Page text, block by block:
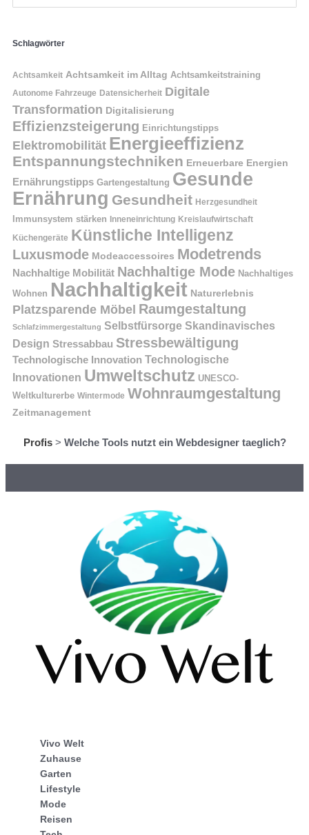
Schlagwörter
Achtsamkeit Achtsamkeit im Alltag Achtsamkeitstraining
Autonome Fahrzeuge Datensicherheit Digitale
Transformation Digitalisierung
Effizienzsteigerung Einrichtungstipps
Elektromobilität Energieeffizienz
Entspannungstechniken Erneuerbare Energien
Ernährungstipps Gartengestaltung Gesunde
Ernährung Gesundheit Herzgesundheit
Immunsystem stärken Inneneinrichtung Kreislaufwirtschaft
Küchengeräte Künstliche Intelligenz
Luxusmode Modeaccessoires Modetrends
Nachhaltige Mobilität Nachhaltige Mode Nachhaltiges
Wohnen Nachhaltigkeit Naturerlebnis
Platzsparende Möbel Raumgestaltung
Schlafzimmergestaltung Selbstfürsorge Skandinavisches
Design Stressabbau Stressbewältigung
Technologische Innovation Technologische
Innovationen Umweltschutz UNESCO-
Weltkulturerbe Wintermode Wohnraumgestaltung
Zeitmanagement
Profis> Welche Tools nutzt ein Webdesigner taeglich?
Vivo Welt
Zuhause
Garten
Lifestyle
Mode
Reisen